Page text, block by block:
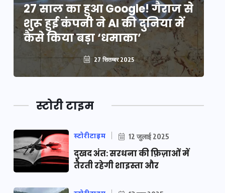
27 साल का हुआ Google! गैराज से
शुरू हुई कंपनी ने AI की दुनिया में
कैसे किया बड़ा ‘धमाका’
27 सितम्बर 2025
स्टोरी टाइम
स्टोरीटाइम 12 जुलाई 2025
दुखद अंत: सरधना की फ़िज़ाओं में
तैरती रहेगी शाइस्ता और